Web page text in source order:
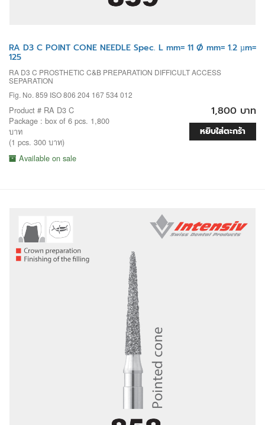
RA D3 C POINT CONE NEEDLE Spec. L mm= 11 Ø mm= 1.2 µm=
125
RA D3 C PROSTHETIC C&B PREPARATION DIFFICULT ACCESS
SEPARATION
Fig. No. 859 ISO 806 204 167 534 012
Product # RA D3 C
Package : box of 6 pcs. 1,800
บาท
(1 pcs. 300 บาท)
Available on sale
1,800 บาท
หยิบใส่ตะกร้า